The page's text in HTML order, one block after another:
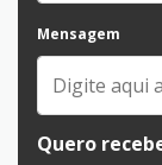
Mensagem
Quero